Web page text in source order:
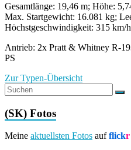
Gesamtlänge: 19,46 m; Höhe:
Max. Startgewicht: 16.081 kg;
Höchstgeschwindigkeit: 315 km/
Antrieb: 2x Pratt & Whitney R-
PS
Zur Typen-Übersicht
(SK) Fotos
Meine aktuellsten Fotos aufflickr